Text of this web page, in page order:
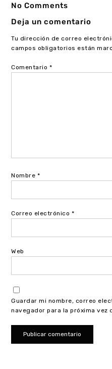
No Comments
Deja un comentario
Tu dirección de correo
campos obligatorios están
Comentario *
Nombre *
Correo electrónico *
Web
Guardar mi nombre, correo
navegador para la próxima vez